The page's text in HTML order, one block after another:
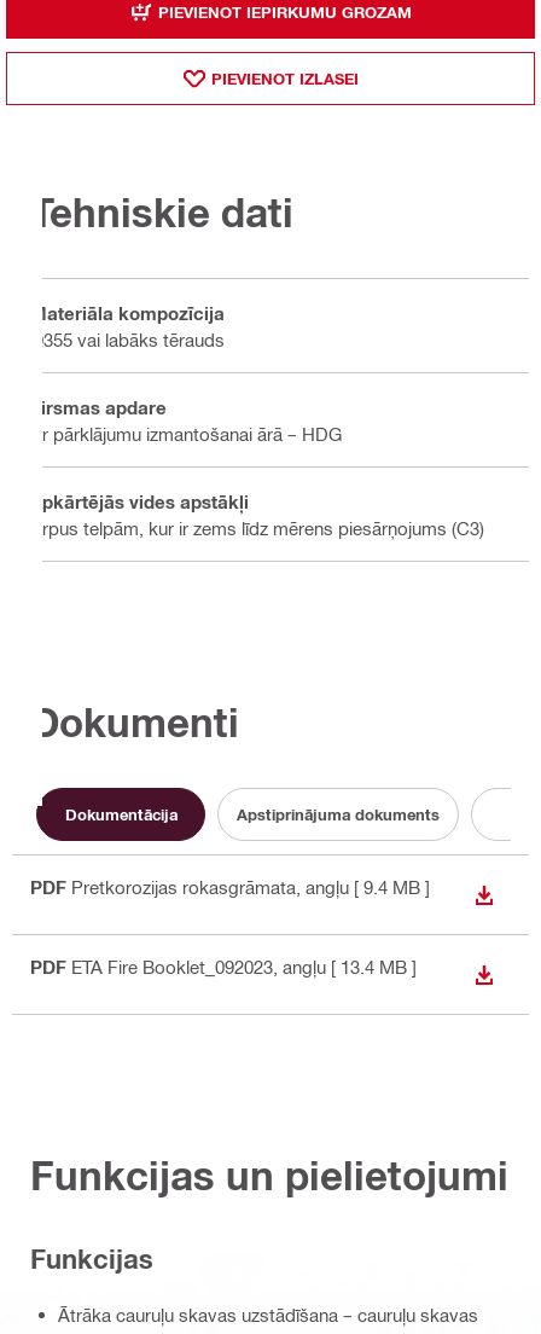
PIEVIENOT IEPIRKUMU GROZAM
PIEVIENOT IZLASEI
Tehniskie dati
Materiāla kompozīcija
Q355 vai labāks tērauds
Virsmas apdare
Ar pārklājumu izmantošanai ārā – HDG
Apkārtējās vides apstākļi
Ārpus telpām, kur ir zems līdz mērens piesārņojums (C3)
Dokumenti
Dokumentācija Apstiprinājuma dokuments
PDF Pretkorozijas rokasgrāmata , angļu [ 9.4 MB ]
PDF ETA Fire Booklet_092023 , angļu [ 13.4 MB ]
Funkcijas un pielietojumi
Funkcijas
Ātrāka cauruļu skavas uzstādīšana – cauruļu skavas